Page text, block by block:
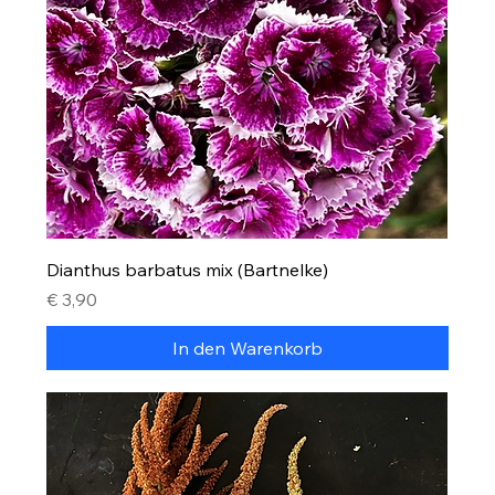
Dianthus barbatus mix (Bartnelke)
Preis
€ 3,90
In den Warenkorb